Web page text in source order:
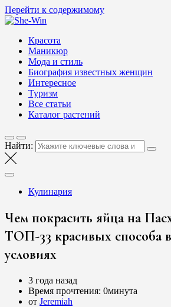
Перейти к содержимому
Блог о женской красоте и здоровье
Красота
Маникюр
Мода и стиль
Биография известных женщин
Интересное
Туризм
Все статьи
Каталог растений
Найти:
Кулинария
Чем покрасить яйца на
ТОП-33 красивых способа
условиях
3 года назад
Время прочтения: 0минута
от Jeremiah